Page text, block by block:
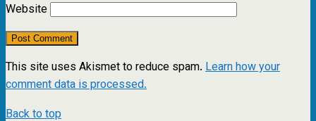
Website
This site uses Akismet to reduce spam. Learn how your
comment data is processed.
Back to top